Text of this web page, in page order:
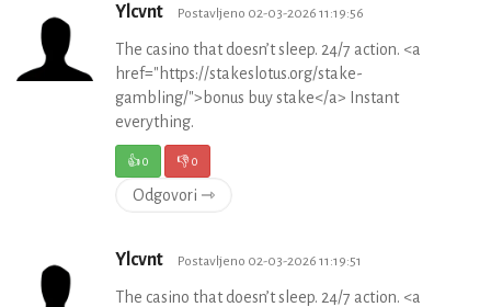
Ylcvnt Postavljeno 02-03-2026 11:19:56
The casino that doesn’t sleep. 24/7 action. <a
href="https://stakeslotus.org/stake-
gambling/">bonus buy stake</a> Instant
everything.
👍0 👎0
Odgovori ⇾
Ylcvnt Postavljeno 02-03-2026 11:19:51
The casino that doesn’t sleep. 24/7 action. <a